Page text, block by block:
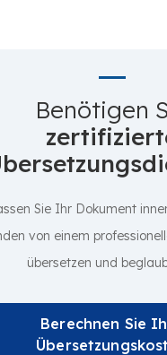
Benötigen
Sie Ihr Dokument
von einem
übersetzen und
Berechnen Sie